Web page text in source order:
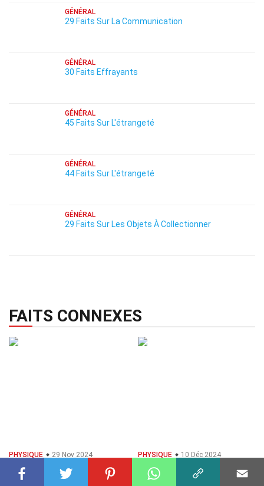
GÉNÉRAL
29 Faits Sur La Communication
GÉNÉRAL
30 Faits Effrayants
GÉNÉRAL
45 Faits Sur L'étrangeté
GÉNÉRAL
44 Faits Sur L'étrangeté
GÉNÉRAL
29 Faits Sur Les Objets À Collectionner
FAITS CONNEXES
PHYSIQUE 29 Nov 2024
37 Faits Sur Effet De Proximité
PHYSIQUE 10 Déc 2024
35 Faits Sur Loi De Hubble